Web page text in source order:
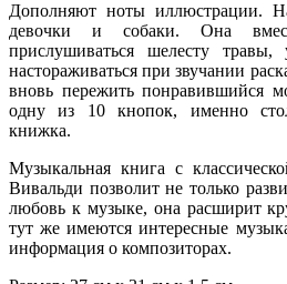
Дополняют ноты иллюстрации.
девочки и собаки. Она
прислушиваться шелесту
настораживаться при звучании
вновь пережить понравившийся
одну из 10 кнопок, именно
книжка.
Музыкальная книга с
Вивальди позволит не только
любовь к музыке, она расширит
тут же имеются интересные
информация о композиторах.